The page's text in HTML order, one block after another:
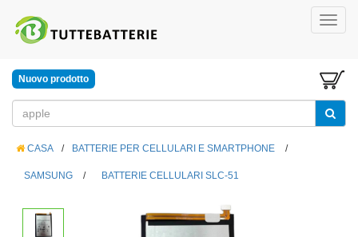
Nuovo prodotto
CASA / BATTERIE PER CELLULARI E SMARTPHONE /
SAMSUNG / BATTERIE CELLULARI SLC-51